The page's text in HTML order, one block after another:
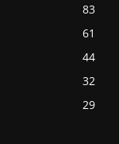
83
61
44
32
29